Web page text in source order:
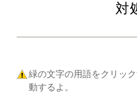
対
緑の文字の用語をクリッ
動するよ。